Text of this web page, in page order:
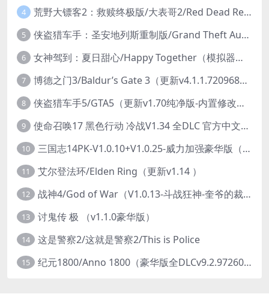
4 荒野大镖客2：救赎终极版/大表哥2/Red Dead Redemption 2: Ultimate Edition（更新v1491.50终极版）
5 侠盗猎车手：圣安地列斯重制版/Grand Theft Auto: San Andreas – The Definitive Edition（更新v1.113.49697469）
6 女神驾到：夏日甜心/Happy Together（模拟器版-升级豪华终极珍藏版+全DLC）
7 博德之门3/Baldur’s Gate 3（更新v4.1.1.7209685）
8 侠盗猎车手5/GTA5（更新v1.70纯净版-内置修改器+通关存档）
9 使命召唤17 黑色行动 冷战V1.34 全DLC 官方中文版COD17
10 三国志14PK-V1.0.10+V1.0.25-威力加强豪华版（武将面容套装-全DLC+季票+特典+中文语音+编辑修改器）
11 艾尔登法环/Elden Ring（更新v1.14 ）
12 战神4/God of War（V1.0.13-斗战狂神-奎爷的裁决+全DLC）
13 讨鬼传 极 （v1.1.0豪华版）
14 这是警察2/这就是警察2/This is Police
15 纪元1800/Anno 1800（豪华版全DLCv9.2.972600）